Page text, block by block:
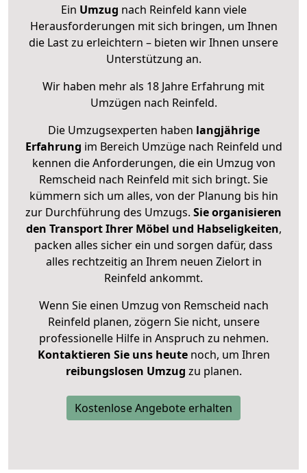
Ein Umzug nach Reinfeld kann viele
Herausforderungen mit sich bringen, um Ihnen
die Last zu erleichtern – bieten wir Ihnen unsere
Unterstützung an.
Wir haben mehr als 18 Jahre Erfahrung mit
Umzügen nach Reinfeld.
Die Umzugsexperten haben langjährige
Erfahrung im Bereich Umzüge nach Reinfeld und
kennen die Anforderungen, die ein Umzug von
Remscheid nach Reinfeld mit sich bringt. Sie
kümmern sich um alles, von der Planung bis hin
zur Durchführung des Umzugs. Sie organisieren
den Transport Ihrer Möbel und Habseligkeiten,
packen alles sicher ein und sorgen dafür, dass
alles rechtzeitig an Ihrem neuen Zielort in
Reinfeld ankommt.
Wenn Sie einen Umzug von Remscheid nach
Reinfeld planen, zögern Sie nicht, unsere
professionelle Hilfe in Anspruch zu nehmen.
Kontaktieren Sie uns heutenoch, um Ihren
reibungslosen Umzug zu planen.
Kostenlose Angebote erhalten